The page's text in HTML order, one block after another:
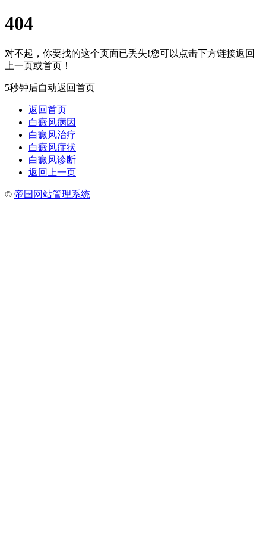
404
对不起，你要找的这个页面已丢失!您可以点击下方链接返回
上一页或首页！
5秒钟后自动返回首页
返回首页
白癜风病因
白癜风治疗
白癜风症状
白癜风诊断
返回上一页
© 帝国网站管理系统